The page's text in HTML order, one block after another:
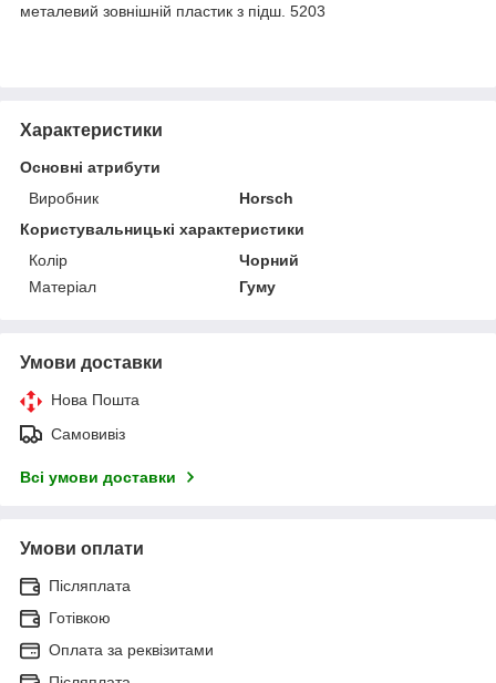
металевий зовнішній пластик з підш. 5203
Характеристики
Основні атрибути
Виробник
Horsch
Користувальницькі характеристики
Колір
Чорний
Матеріал
Гуму
Умови доставки
Нова Пошта
Самовивіз
Всі умови доставки
Умови оплати
Післяплата
Готівкою
Оплата за реквізитами